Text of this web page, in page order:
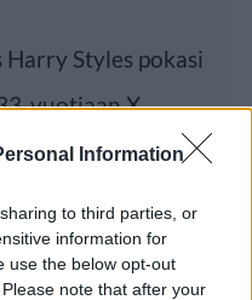
Information
to third parties, or
information for
use the below opt-out
note that after your
Styles pokasi
vuotiaan X